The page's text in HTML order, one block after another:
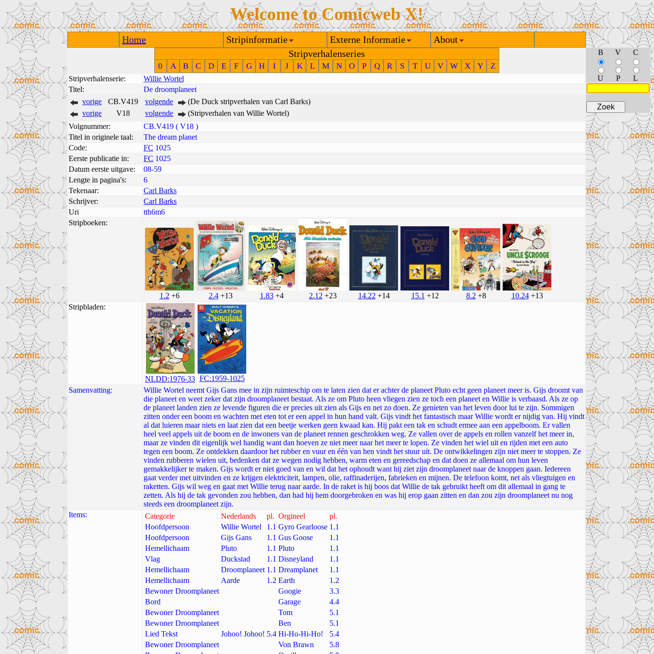
Welcome to Comicweb X!
Home Stripinformatie Externe Informatie
About
Stripverhalenseries
0 A B C D E F G H I J K L M N O P Q R S T U V W X Y Z
Stripverhalenserie:
Willie Wortel
Titel:
De droomplaneet
vorige
CB.V419 volgende
(De Duck stripverhalen van Carl Barks)
vorige
V18 volgende
(Stripverhalen van Willie Wortel)
Volgnummer:
CB.V419 ( V18 )
Titel in originele taal:
The dream planet
Code:
FC 1025
Eerste publicatie in:
FC 1025
Datum eerste uitgave:
08-59
Lengte in pagina's:
6
Tekenaar:
Carl Barks
Schrijver:
Carl Barks
Uri
tth6m6
Stripboeken:
1.2 +6 2.4+13 1.83+4 2.12 +23 14.22 +14 15.1 +12 8.2 +8 10.24+13
Stripbladen:
NLDD:1976-33 FC:1959-1025
Samenvatting:
Willie Wortel neemt Gijs Gans mee in zijn ruimteschip om te laten zien dat er achter de planeet Pluto echt geen planeet meer is. Gijs droomt van
die planeet en weet zeker dat zijn droomplaneet bestaat. Als ze om Pluto heen vliegen zien ze toch een planeet en Willie is verbaasd. Als ze op
de planeet landen zien ze levende figuren die er precies uit zien als Gijs en net zo doen. Ze genieten van het leven door lui te zijn. Sommigen
zitten onder een boom en wachten met eten tot er een appel in hun hand valt. Gijs vindt het fantastisch maar Willie wordt er nijdig van. Hij vindt
al dat luieren maar niets en laat zien dat een beetje werken geen kwaad kan. Hij pakt een tak en schudt ermee aan een appelboom. Er vallen
heel veel appels uit de boom en de inwoners van de planeet rennen geschrokken weg. Ze vallen over de appels en rollen vanzelf het meer in,
maar ze vinden dit eigenlijk wel handig want dan hoeven ze niet meer naar het meer te lopen. Ze vinden het wiel uit en rijden met een auto
tegen een boom. Ze ontdekken daardoor het rubber en vuur en één van hen vindt het stuur uit. De ontwikkelingen zijn niet meer te stoppen. Ze
vinden rubberen wielen uit, bedenken dat ze wegen nodig hebben, warm eten en gereedschap en dat doen ze allemaal om hun leven
gemakkelijker te maken. Gijs wordt er niet goed van en wil dat het ophoudt want hij ziet zijn droomplaneet naar de knoppen gaan. Iedereen
gaat verder met uitvinden en ze krijgen elektriciteit, lampen, olie, raffinaderijen, fabrieken en mijnen. De telefoon komt, net als vliegtuigen en
raketten. Gijs wil weg en gaat met Willie terug naar aarde. In de raket is hij boos dat Willie de tak gebruikt heeft om dit allemaal in gang te
zetten. Als hij de tak gevonden zou hebben, dan had hij hem doorgebroken en was hij erop gaan zitten en dan zou zijn droomplaneet nu nog
steeds een droomplaneet zijn.
Items:
Categorie Nederlands pl. Orgineel
pl.
Hoofdpersoon
Willie Wortel 1.1 Gyro Gearloose 1.1
Hoofdpersoon
Gijs Gans 1.1 Gus Goose
1.1
Hemellichaam
Pluto 1.1 Pluto
1.1
Vlag
Duckstad 1.1 Disneyland
1.1
Hemellichaam
Droomplaneet 1.1 Dreamplanet
1.1
Hemellichaam
Aarde 1.2 Earth
1.2
Bewoner Droomplaneet
Googie
3.3
Bord
Garage
4.4
Bewoner Droomplaneet
Tom
5.1
Bewoner Droomplaneet
Ben
5.1
Lied Tekst
Johoo! Johoo! 5.4 Hi-Ho-Hi-Ho!
5.4
Bewoner Droomplaneet
Von Brawn
5.8
B V C
U P L